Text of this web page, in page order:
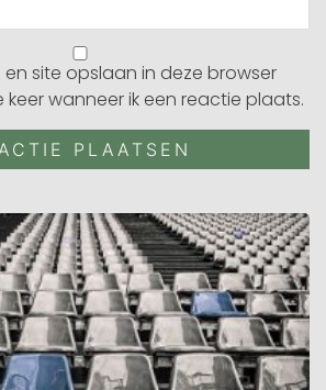
site opslaan in deze browser
wanneer ik een reactie plaats.